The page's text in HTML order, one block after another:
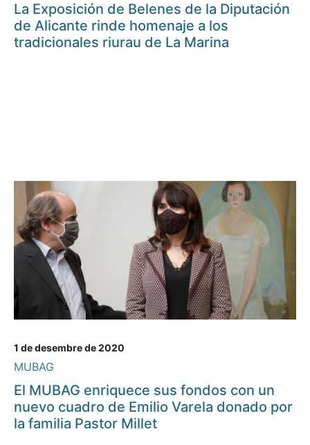
La Exposición de Belenes de la Diputación
de Alicante rinde homenaje a los
tradicionales riurau de La Marina
1 de desembre de 2020
MUBAG
El MUBAG enriquece sus fondos con un
nuevo cuadro de Emilio Varela donado por
la familia Pastor Millet